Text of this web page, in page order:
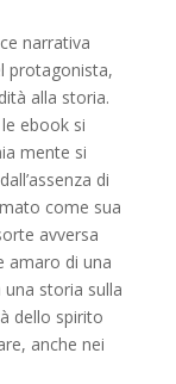
narrativa
protagonista,
alla storia.
ebook si
mente si
di
come sua
avversa
amaro di una
storia sulla
dello spirito
anche nei